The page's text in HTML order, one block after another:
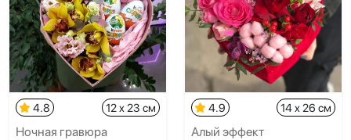
4.8 12 x 23 см
Ночная гравюра
4.9 14 x 26 см
Алый эффект